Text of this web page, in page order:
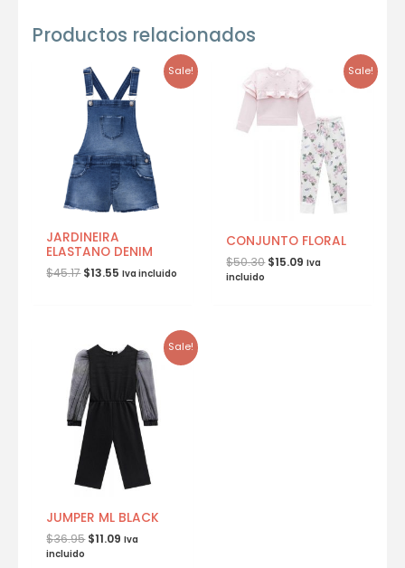
Productos relacionados
Sale!
JARDINEIRA
ELASTANO DENIM
$45.17 $13.55 Iva incluido
Sale!
CONJUNTO FLORAL
$50.30 $15.09 Iva
incluido
Sale!
JUMPER ML BLACK
$36.95 $11.09 Iva
incluido